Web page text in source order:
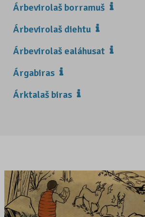
Árbevirolaš borramuš
Árbevirolaš diehtu
Árbevirolaš ealáhusat
Árgabiras
Árktalaš biras